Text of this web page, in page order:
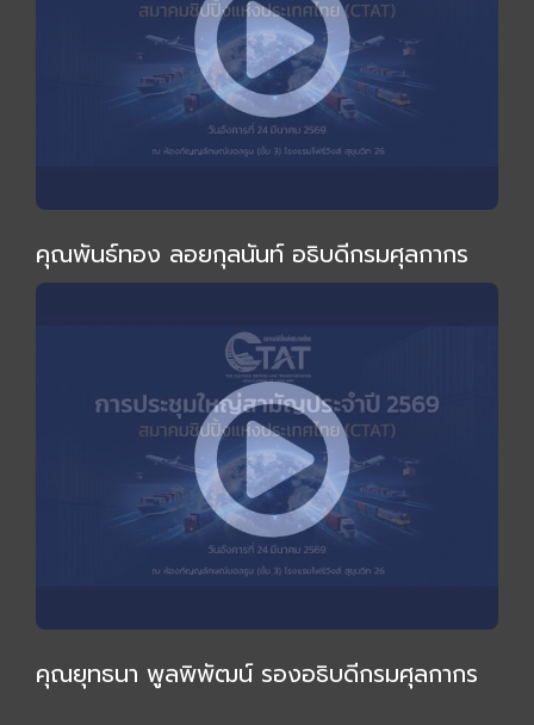
คุณพันธ์ทอง ลอยกุลนันท์ อธิบดีกรมศุลกากร
ร่วมงานและกล่าวปาฐกถาพิเศษในการประชุมใหญ่
คุณยุทธนา พูลพิพัฒน์ รองอธิบดีกรมศุลกากร